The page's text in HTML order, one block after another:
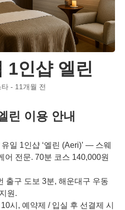
1인샵 엘린
타 - 11개월 전
린 이용 안내
일 1인샵 ‘엘린 (Aeri)’ — 스웨
어 전문. 70분 코스 140,000원
출구 도보 3분, 해운대구 우동
원.
시, 예약제 / 입실 후 선결제 시